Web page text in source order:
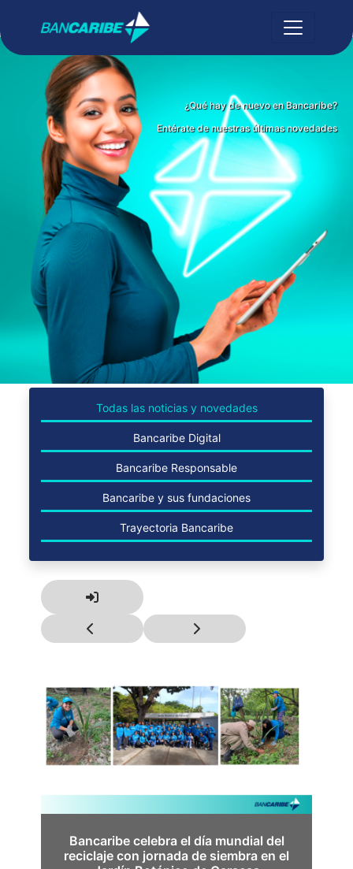
¿Qué hay de nuevo en Bancaribe?
Entérate de nuestras últimas novedades
Todas las noticias y novedades
Bancaribe Digital
Bancaribe Responsable
Bancaribe y sus fundaciones
Trayectoria Bancaribe
Bancaribe celebra el día mundial del
reciclaje con jornada de siembra en el